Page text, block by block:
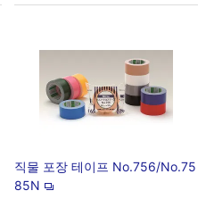
직물 포장 테이프 No.756/No.75
85N